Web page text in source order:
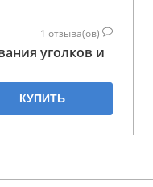
1 отзыва(ов)
уголков и
КУПИТЬ